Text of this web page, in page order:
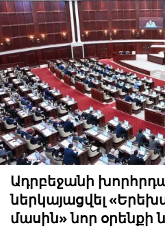
Ադրբեջանի
ներկայացվել
մասին» նոր